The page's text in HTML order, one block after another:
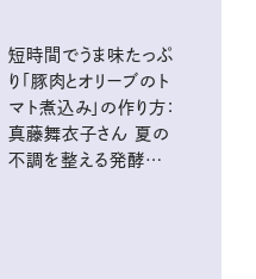
短時間でうま味たっぷ
り「豚肉とオリーブのト
マト煮込み」の作り方：
真藤舞衣子さん 夏の
不調を整える発酵レ